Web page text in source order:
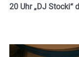
20 Uhr „DJ Stocki“